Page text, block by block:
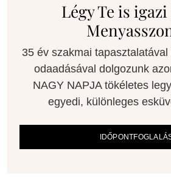
Légy Te is
35 év szakmai
odaadásával dolgozunk
NAGY NAPJA tökéletes
egyedi, különleges